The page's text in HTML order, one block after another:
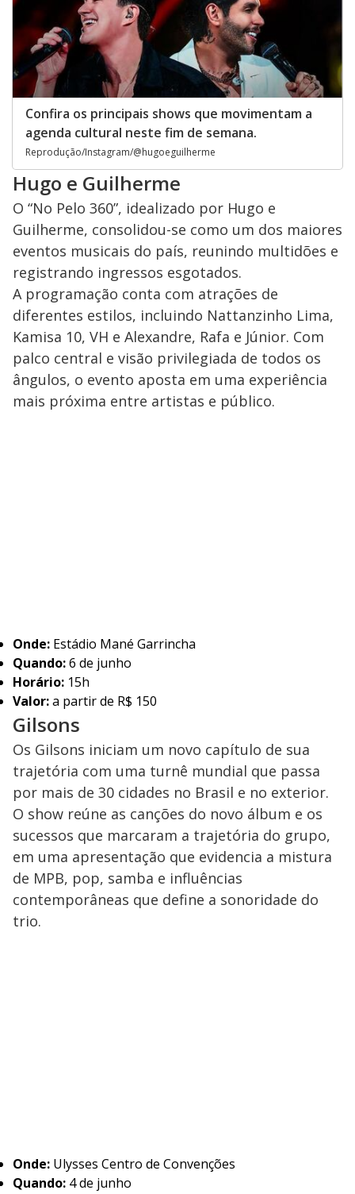
Confira os principais shows que movimentam a
agenda cultural neste fim de semana.
Reprodução/Instagram/@hugoeguilherme
Hugo e Guilherme
O “No Pelo 360”, idealizado por Hugo e
Guilherme, consolidou-se como um dos maiores
eventos musicais do país, reunindo multidões e
registrando ingressos esgotados.
A programação conta com atrações de
diferentes estilos, incluindo Nattanzinho Lima,
Kamisa 10, VH e Alexandre, Rafa e Júnior. Com
palco central e visão privilegiada de todos os
ângulos, o evento aposta em uma experiência
mais próxima entre artistas e público.
Onde: Estádio Mané Garrincha
Quando:6 de junho
Horário: 15h
Valor:a partir de R$ 150
Gilsons
Os Gilsons iniciam um novo capítulo de sua
trajetória com uma turnê mundial que passa
por mais de 30 cidades no Brasil e no exterior.
O show reúne as canções do novo álbum e os
sucessos que marcaram a trajetória do grupo,
em uma apresentação que evidencia a mistura
de MPB, pop, samba e influências
contemporâneas que define a sonoridade do
trio.
Onde: Ulysses Centro de Convenções
Quando: 4 de junho